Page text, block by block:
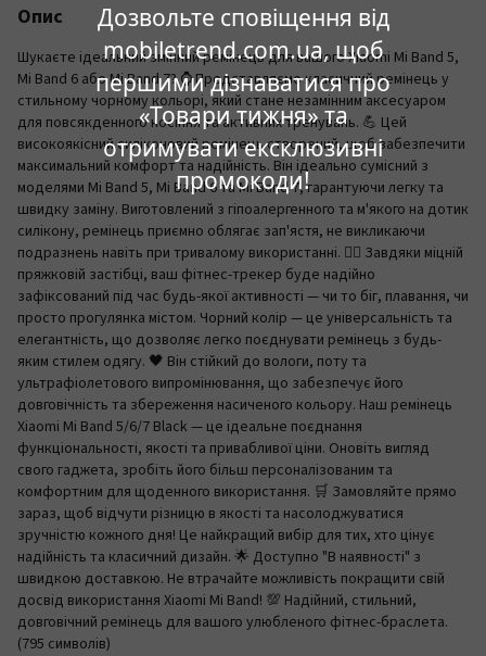
Дозвольте сповіщення від
mobiletrend.com.ua, щоб
першими дізнаватися про
«Товари тижня» та
отримувати ексклюзивні
промокоди!
Опис
Шукаєте ідеальний змінний ремінець для вашого Xiaomi Mi Band 5,
Mi Band 6 або Mi Band 7? ⌚️ Представляємо класичний ремінець у
стильному чорному кольорі, який стане незамінним аксесуаром
для повсякденного носіння та активних тренувань. 💪 Цей
високоякісний силіконовий ремінець створений, щоб забезпечити
максимальний комфорт та надійність. Він ідеально сумісний з
моделями Mi Band 5, Mi Band 6 та Mi Band 7, гарантуючи легку та
швидку заміну. Виготовлений з гіпоалергенного та м'якого на дотик
силікону, ремінець приємно облягає зап'ястя, не викликаючи
подразнень навіть при тривалому використанні. 🏃‍♂️ Завдяки міцній
пряжковій застібці, ваш фітнес-трекер буде надійно
зафіксований під час будь-якої активності — чи то біг, плавання, чи
просто прогулянка містом. Чорний колір — це універсальність та
елегантність, що дозволяє легко поєднувати ремінець з будь-
яким стилем одягу. 🖤 Він стійкий до вологи, поту та
ультрафіолетового випромінювання, що забезпечує його
довговічність та збереження насиченого кольору. Наш ремінець
Xiaomi Mi Band 5/6/7 Black — це ідеальне поєднання
функціональності, якості та привабливої ціни. Оновіть вигляд
свого гаджета, зробіть його більш персоналізованим та
комфортним для щоденного використання. 🛒 Замовляйте прямо
зараз, щоб відчути різницю в якості та насолоджуватися
зручністю кожного дня! Це найкращий вибір для тих, хто цінує
надійність та класичний дизайн. 🌟 Доступно "В наявності" з
швидкою доставкою. Не втрачайте можливість покращити свій
досвід використання Xiaomi Mi Band! 💯 Надійний, стильний,
довговічний ремінець для вашого улюбленого фітнес-браслета.
(795 символів)